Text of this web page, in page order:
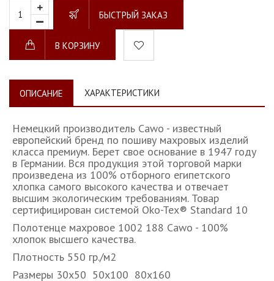
БЫСТРЫЙ ЗАКАЗ
В КОРЗИНУ
ОПИСАНИЕ ХАРАКТЕРИСТИКИ
Немецкий производитель Cawo - известный
европейский бренд по пошиву махровых изделий
класса премиум. Берет свое основание в 1947 году
в Германии. Вся продукция этой торговой марки
произведена из 100% отборного египетского
хлопка самого высокого качества и отвечает
высшим экологическим требованиям. Товар
сертифицирован системой Oko-Tex® Standard 10
Полотенце махровое 1002 188 Cawo - 100%
хлопок высшего качества.
Плотность 550 гр./м2
Размеры 30х50 50х100 80х160